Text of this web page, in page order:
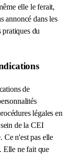
elle le ferait,
annoncé dans les
du
de
légales en
de la CEI
Ce n'est pas elle
Elle ne fait que